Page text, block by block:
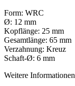
Form: WRC
Ø: 12 mm
Kopflänge: 25 mm
Gesamtlänge: 65 mm
Verzahnung: Kreuz
Schaft-Ø: 6 mm
Weitere Informationen